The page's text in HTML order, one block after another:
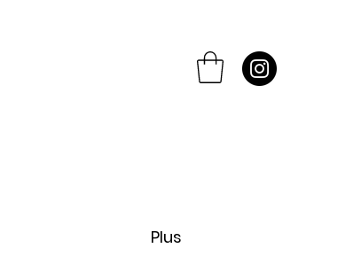
Plus